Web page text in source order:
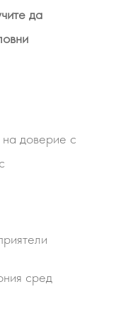
да
доверие с
сред